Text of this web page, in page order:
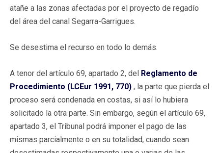
atañe a las zonas afectadas por el proyecto de regadío
del área del canal Segarra-Garrigues.
Se desestima el recurso en todo lo demás.
A tenor del artículo 69, apartado 2, del Reglamento de
Procedimiento (LCEur 1991, 770) , la parte que pierda el
proceso será condenada en costas, si así lo hubiera
solicitado la otra parte. Sin embargo, según el artículo 69,
apartado 3, el Tribunal podrá imponer el pago de las
mismas parcialmente o en su totalidad, cuando sean